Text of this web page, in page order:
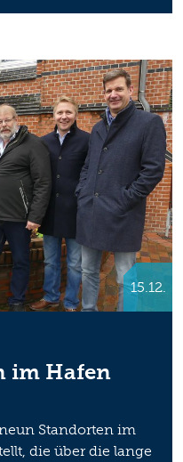
15.12.
im Hafen
Standorten im
die über die lange